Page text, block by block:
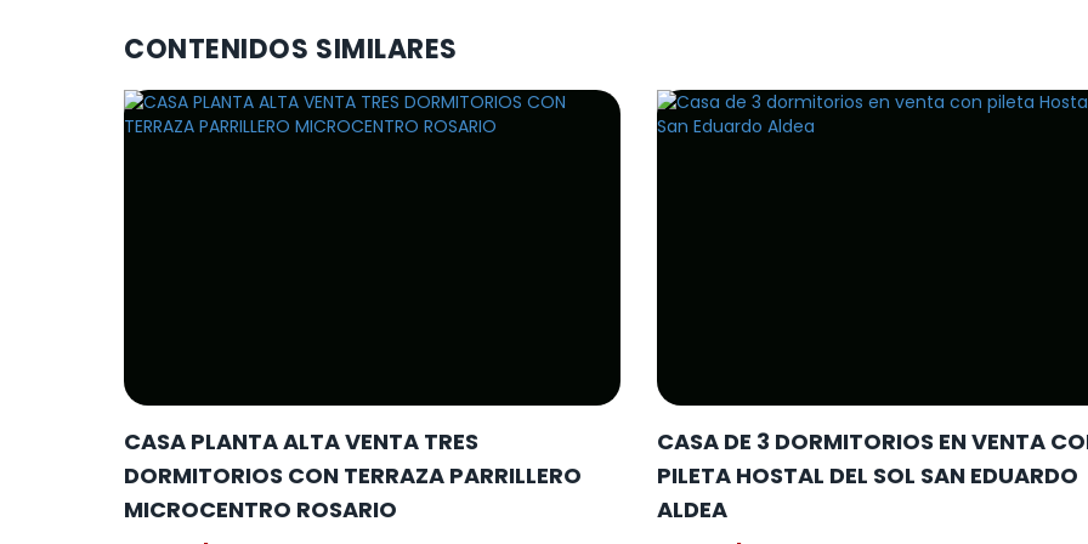
CONTENIDOS SIMILARES
CASA PLANTA ALTA VENTA TRES
DORMITORIOS CON TERRAZA PARRILLERO
MICROCENTRO ROSARIO
CASA DE 3 DORMITORIOS EN VENTA
PILETA HOSTAL DEL SOL SAN EDUARDO
ALDEA